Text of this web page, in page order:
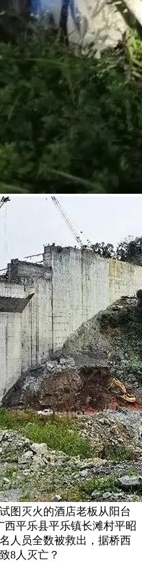
图灭火的酒店老板从阳台
西平乐县平乐镇长滩村平昭
人员全数被救出，据桥西
8人灭亡？